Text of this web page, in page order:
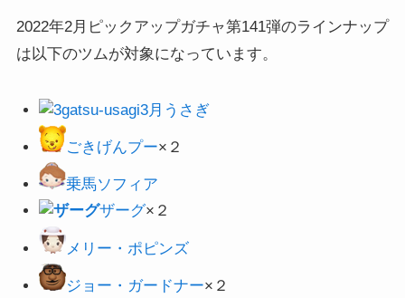
2022年2月ピックアップガチャ第141弾のラインナップ
は以下のツムが対象になっています。
3月うさぎ
ごきげんプー×２
乗馬ソフィア
ザーグ×２
メリー・ポピンズ
ジョー・ガードナー×２